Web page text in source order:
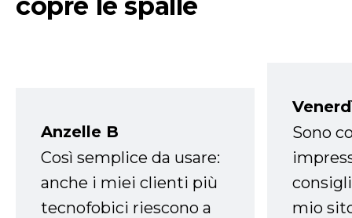
Anzelle B
Così semplice da usare:
anche i miei clienti più
tecnofobici riescono a
Sono
mio